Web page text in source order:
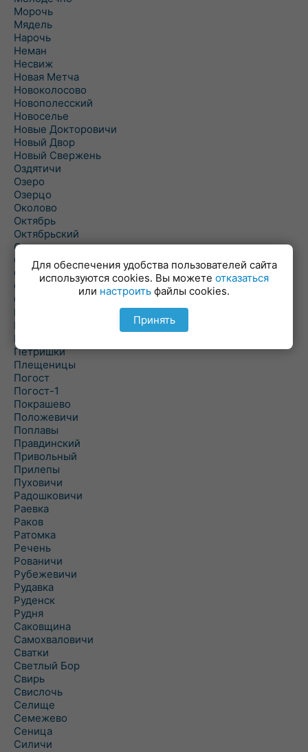
Морочь
Мядель
Нарочь
Неман
Несвиж
Новая Метча
Новоколосово
Новополесский
Новоселье
Новые Докторовичи
Новый Двор
Новый Свержень
Оздятичи
Озеро
Озерцо
Околово
Октябрь
Октябрьский
Олехновичи
Омговичи
Оношки
Осовец
Острошицкий Городок
Пасека
Пастовичи
Першаи
Петришки
Плещеницы
Погост
Погост-1
Покрашево
Положевичи
Поплавы
Правдинский
Привольный
Прилепы
Пуховичи
Радошковичи
Раевка
Раков
Ратомка
Речень
Рованичи
Рубежевичи
Рудавка
Руденск
Рудня
Саковщина
Самохваловичи
Сватки
Светлый Бор
Свирь
Свислочь
Селище
Семежево
Сеница
Силичи
Для обеспечения удобства пользователей сайта
используются cookies. Вы можете отказаться
или настроить файлы cookies.
Принять